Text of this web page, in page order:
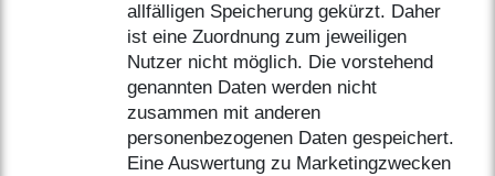
allfälligen Speicherung gekürzt. Daher
ist eine Zuordnung zum jeweiligen
Nutzer nicht möglich. Die vorstehend
genannten Daten werden nicht
zusammen mit anderen
personenbezogenen Daten gespeichert.
Eine Auswertung zu Marketingzwecken